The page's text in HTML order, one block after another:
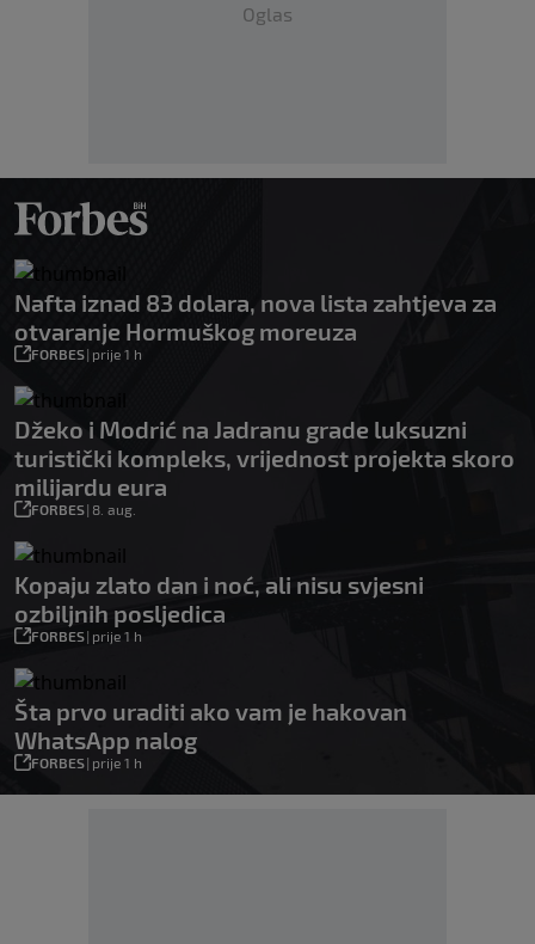
Oglas
Nafta iznad 83 dolara, nova lista zahtjeva za
otvaranje Hormuškog moreuza
FORBES| prije 1 h
Džeko i Modrić na Jadranu grade luksuzni
turistički kompleks, vrijednost projekta skoro
milijardu eura
FORBES| 8. aug.
Kopaju zlato dan i noć, ali nisu svjesni
ozbiljnih posljedica
FORBES| prije 1 h
Šta prvo uraditi ako vam je hakovan
WhatsApp nalog
FORBES| prije 1 h